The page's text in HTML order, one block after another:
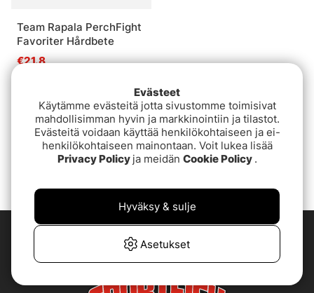
Team Rapala PerchFight
Favoriter Hårdbete
€21.8
1 2 3
Evästeet
Käytämme evästeitä jotta sivustomme toimisivat
mahdollisimman hyvin ja markkinointiin ja tilastot.
Evästeitä voidaan käyttää henkilökohtaiseen ja ei-
henkilökohtaiseen mainontaan. Voit lukea lisää
Privacy Policy ja meidän Cookie Policy .
Asetukset
Hyväksy & sulje